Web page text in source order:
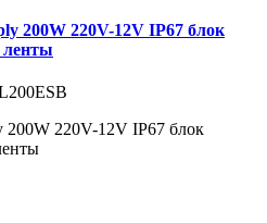
200W 220V-12V IP67 блок
ленты
200W 220V-12V IP67 блок